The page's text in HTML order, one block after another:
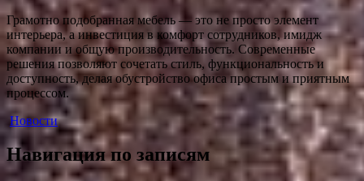
Грамотно подобранная мебель — это не просто элемент
интерьера, а инвестиция в комфорт сотрудников, имидж
компании и общую производительность. Современные
решения позволяют сочетать стиль, функциональность и
доступность, делая обустройство офиса простым и приятным
процессом.
Новости
Навигация по записям